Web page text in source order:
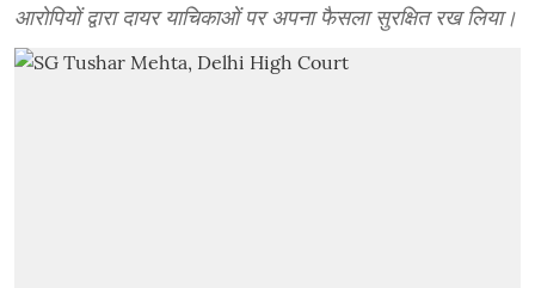
आरोपियों द्वारा दायर याचिकाओं पर अपना फैसला सुरक्षित रख लिया।